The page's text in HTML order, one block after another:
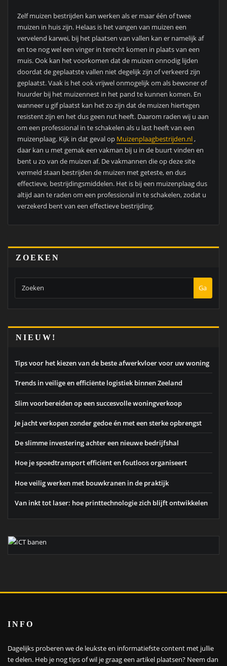
Zelf muizen bestrijden kan werken als er maar één of twee
muizen in huis zijn. Helaas is het vangen van muizen een
vervelend karwei, bij het plaatsen van vallen kan er namelijk af
en toe nog wel een vinger in terecht komen in plaats van een
muis. Ook kan het voorkomen dat de muizen onnodig lijden
doordat de geplaatste vallen niet degelijk zijn of verkeerd zijn
geplaatst. Vaak is het ook vrijwel onmogelijk om als bewoner of
huurder bij het muizennest in het pand te kunnen komen. En
wanneer u gif plaatst kan het zo zijn dat de muizen hiertegen
resistent zijn en het dus geen nut heeft. Daarom raden wij u aan
om een professional in te schakelen als u last heeft van een
muizenplaag. Kijk in dat geval op Muizenplaagbestrijden.nl,
daar kan u met gemak een vakman bij u in de buurt vinden en
bent u zo van de muizen af. De vakmannen die op deze site
vermeld staan bestrijden de muizen met geteste, en dus
effectieve, bestrijdingsmiddelen. Het is bij een muizenplaag dus
altijd aan te raden om een professional in te schakelen, zodat u
verzekerd bent van een effectieve bestrijding.
ZOEKEN
Ga
NIEUW!
Tips voor het kiezen van de beste afwerkvloer voor uw woning
Trends in veilige en efficiënte logistiek binnen Zeeland
Slim voorbereiden op een succesvolle woningverkoop
Je jacht verkopen zonder gedoe én met een sterke opbrengst
De slimme investering achter een nieuwe bedrijfshal
Hoe je spoedtransport efficiënt en foutloos organiseert
Hoe veilig werken met bouwkranen in de praktijk
Van inkt tot laser: hoe printtechnologie zich blijft ontwikkelen
INFO
Dagelijks proberen we de leukste en informatiefste content met jullie
te delen. Heb je nog tips of wil je graag een artikel plaatsen? Neem dan